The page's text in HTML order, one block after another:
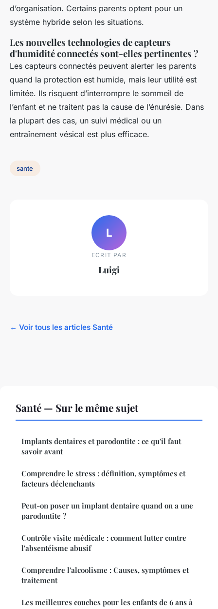
d’organisation. Certains parents optent pour un
système hybride selon les situations.
Les nouvelles technologies de capteurs
d'humidité connectés sont-elles pertinentes ?
Les capteurs connectés peuvent alerter les parents
quand la protection est humide, mais leur utilité est
limitée. Ils risquent d’interrompre le sommeil de
l’enfant et ne traitent pas la cause de l’énurésie. Dans
la plupart des cas, un suivi médical ou un
entraînement vésical est plus efficace.
sante
L
ECRIT PAR
Luigi
← Voir tous les articles Santé
Santé — Sur le même sujet
Implants dentaires et parodontite : ce qu'il faut
savoir avant
Comprendre le stress : définition, symptômes et
facteurs déclenchants
Peut-on poser un implant dentaire quand on a une
parodontite ?
Contrôle visite médicale : comment lutter contre
l'absentéisme abusif
Comprendre l'alcoolisme : Causes, symptômes et
traitement
Les meilleures couches pour les enfants de 6 ans à